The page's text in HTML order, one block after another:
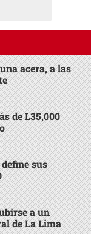
acera, a las
de L35,000
sus
a un
de La Lima